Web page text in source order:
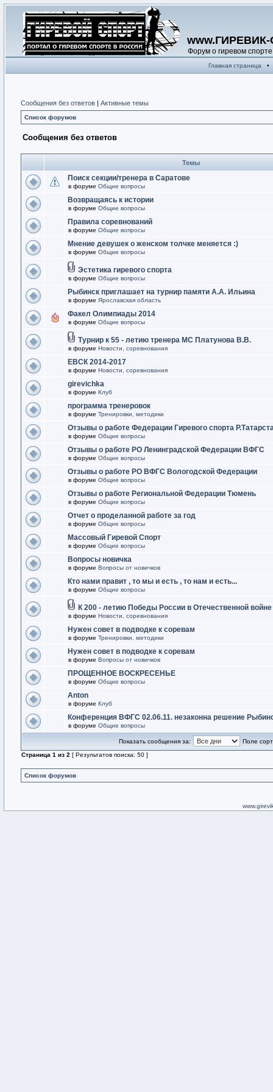
Форум о гиревом спорте
Главная страница •
Сообщения без ответов | Активные темы
Список форумов
Сообщения без ответов
Темы
Поиск секции/тренера в Саратове
в форуме Общие вопросы
Возвращаясь к истории
в форуме Общие вопросы
Правила соревнований
в форуме Общие вопросы
Мнение девушек о женском толчке меняется :)
в форуме Общие вопросы
Эстетика гиревого спорта
в форуме Общие вопросы
Рыбинск приглашает на турнир памяти А.А. Ильина
в форуме Ярославская область
Факел Олимпиады 2014
в форуме Общие вопросы
Турнир к 55 - летию тренера МС Платунова В.В.
в форуме Новости, соревнования
ЕВСК 2014-2017
в форуме Новости, соревнования
girevichka
в форуме Клуб
программа тренеровок
в форуме Тренировки, методики
Отзывы о работе Федерации Гиревого спорта
в форуме Общие вопросы
Отзывы о работе РО Ленинградской Федерации ВФГС
в форуме Общие вопросы
Отзывы о работе РО ВФГС Вологодской Федерации
в форуме Общие вопросы
Отзывы о работе Региональной Федерации Тюмень
в форуме Общие вопросы
Отчет о проделанной работе за год
в форуме Общие вопросы
Массовый Гиревой Спорт
в форуме Общие вопросы
Вопросы новичка
в форуме Вопросы от новичков
Кто нами правит , то мы и есть , то нам и есть...
в форуме Общие вопросы
К 200 - летию Победы России в Отечественной войне
в форуме Новости, соревнования
Нужен совет в подводке к соревам
в форуме Тренировки, методики
Нужен совет в подводке к соревам
в форуме Вопросы от новичков
ПРОЩЕННОЕ ВОСКРЕСЕНЬЕ
в форуме Общие вопросы
Anton
в форуме Клуб
Конференция ВФГС 02.06.11. незаконна решение
в форуме Общие вопросы
Показать сообщения за:
Поле
Страница 1 из 2 [ Результатов поиска: 50 ]
Список форумов